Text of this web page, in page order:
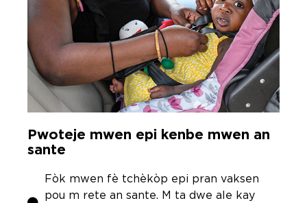
Pwoteje mwen epi kenbe mwen an
sante
Fòk mwen fè tchèkòp epi pran vaksen
pou m rete an sante. M ta dwe ale kay